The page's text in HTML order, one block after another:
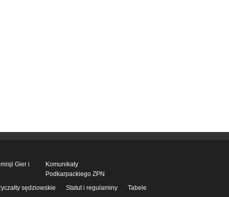
Gier i
Komunikaty
Podkarpackiego ZPN
sędziowskie
Statut i regulaminy Tabele